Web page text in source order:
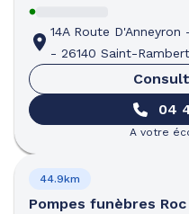
14A Route D'Anneyron
- 26140 Saint-
04
A votre
Pompes funèbres
44.9km